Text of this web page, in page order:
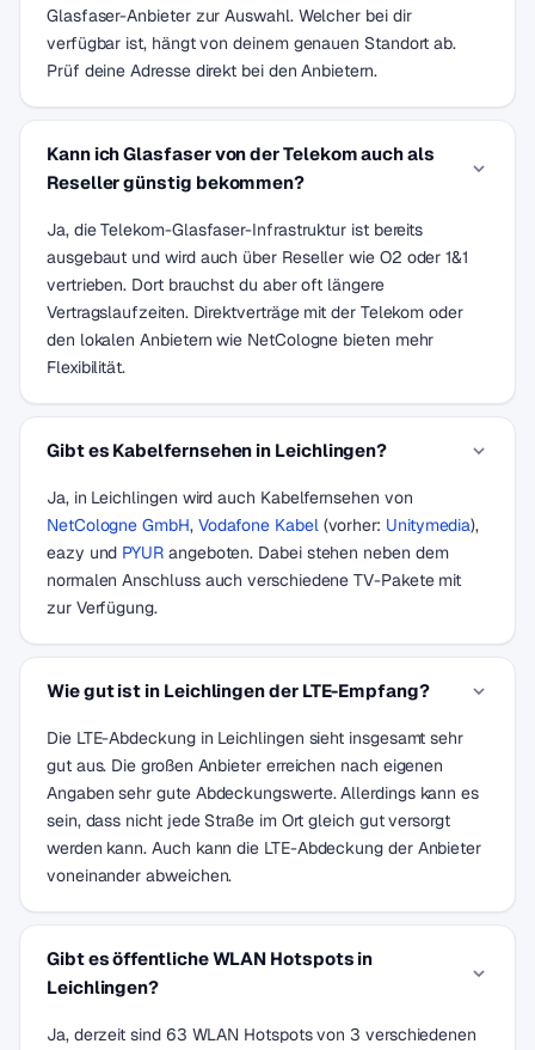
Glasfaser-Anbieter zur Auswahl. Welcher bei dir
verfügbar ist, hängt von deinem genauen Standort ab.
Prüf deine Adresse direkt bei den Anbietern.
Kann ich Glasfaser von der Telekom auch als
Reseller günstig bekommen?
Ja, die Telekom-Glasfaser-Infrastruktur ist bereits
ausgebaut und wird auch über Reseller wie O2 oder 1&1
vertrieben. Dort brauchst du aber oft längere
Vertragslaufzeiten. Direktverträge mit der Telekom oder
den lokalen Anbietern wie NetCologne bieten mehr
Flexibilität.
Gibt es Kabelfernsehen in Leichlingen?
Ja, in Leichlingen wird auch Kabelfernsehen von
NetCologne GmbH, Vodafone Kabel(vorher: Unitymedia),
eazy und PYUR angeboten. Dabei stehen neben dem
normalen Anschluss auch verschiedene TV-Pakete mit
zur Verfügung.
Wie gut ist in Leichlingen der LTE-Empfang?
Die LTE-Abdeckung in Leichlingen sieht insgesamt sehr
gut aus. Die großen Anbieter erreichen nach eigenen
Angaben sehr gute Abdeckungswerte. Allerdings kann es
sein, dass nicht jede Straße im Ort gleich gut versorgt
werden kann. Auch kann die LTE-Abdeckung der Anbieter
voneinander abweichen.
Gibt es öffentliche WLAN Hotspots in
Leichlingen?
Ja, derzeit sind 63 WLAN Hotspots von 3 verschiedenen